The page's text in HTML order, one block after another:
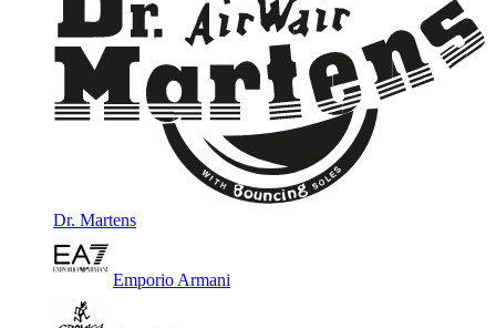
Dr. Martens
Emporio Armani